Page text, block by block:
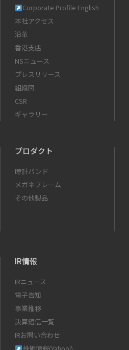
Corporate Profile English
本社アクセス
沿革
香港支店
NSニュース
プレスリリース
組織図
CSR
ギャラリー
プロダクト
時計バンド
メガネフレーム
その他製品
IR情報
IRニュース
電子告知
事業推移
決算短信一覧
IRお問い合わせ